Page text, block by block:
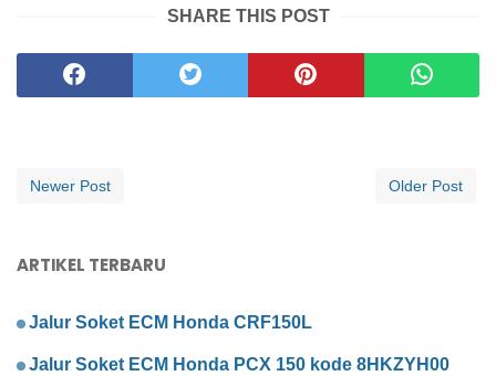
SHARE THIS POST
Newer Post Older Post
ARTIKEL TERBARU
Jalur Soket ECM Honda CRF150L
Jalur Soket ECM Honda PCX 150 kode 8HKZYH00